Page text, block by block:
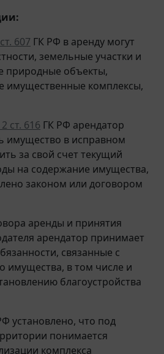
607 ГК РФ в аренду могут
земельные участки и
природные объекты,
имущественные комплексы,
ст. 616 ГК РФ арендатор
имущество в исправном
за свой счет текущий
на содержание имущества,
законом или договором
аренды и принятия
арендатор принимает
связанные с
имущества, в том числе и
благоустройства
установлено, что под
понимается
комплекса